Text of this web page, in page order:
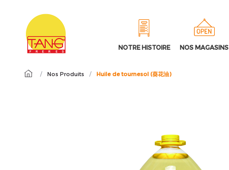
NOTRE HISTOIRE NOS MAGASINS
/ Nos Produits / Huile de tournesol (葵花油)